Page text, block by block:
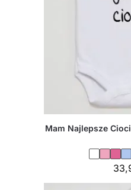
Mam Najlepsze